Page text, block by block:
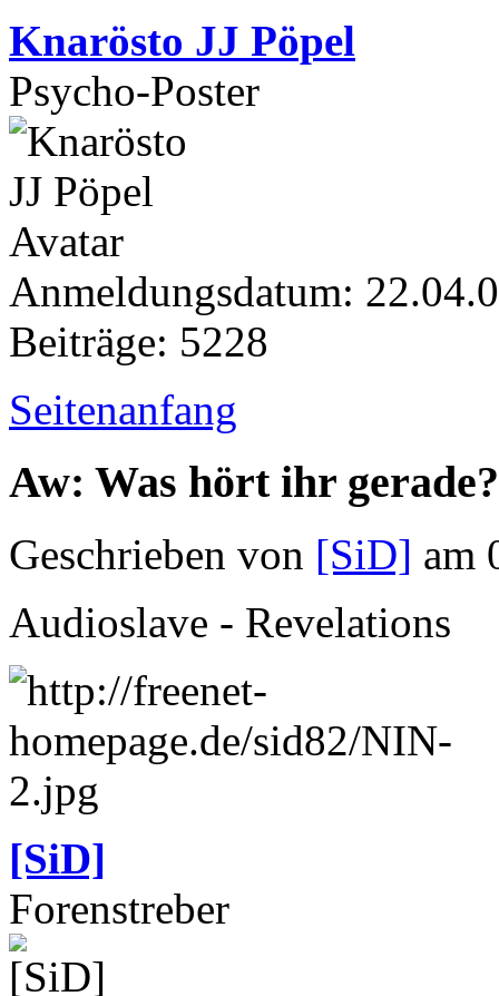
Knarösto JJ Pöpel
Psycho-Poster
Anmeldungsdatum:
Beiträge: 5228
Seitenanfang
Aw: Was hört ihr gerade?
Geschrieben von [SiD] am
Audioslave - Revelations
[SiD]
Forenstreber